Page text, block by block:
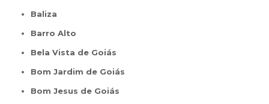
Baliza
Barro Alto
Bela Vista de Goiás
Bom Jardim de Goiás
Bom Jesus de Goiás